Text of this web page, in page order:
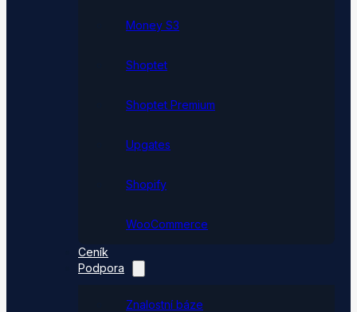
Money S3
Shoptet
Shoptet Premium
Upgates
Shopify
WooCommerce
Ceník
Podpora
Znalostní báze